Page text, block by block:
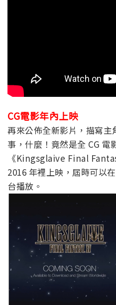
CG電影年內上映
再來公佈全新影片，描寫
事，什麼！竟然是全 CG 電
《Kingsglaive Final
2016 年裡上映，屆時可以
台播放。